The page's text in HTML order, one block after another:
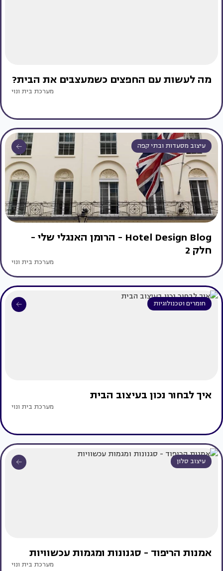
מה לעשות עם החפצים כשמעצבים את הבית?
מערכת בית ונוי
עיצוב מסעדות ובתי קפה
Hotel Design Blog - הרומן האנגלי שלי -
חלק 2
מערכת בית ונוי
חומרים וטכנולוגיות
איך לבחור נכון בעיצוב הבית
מערכת בית ונוי
עיצוב סלון
אמנות הריפוד - סגנונות ומגמות עכשוויות
מערכת בית ונוי